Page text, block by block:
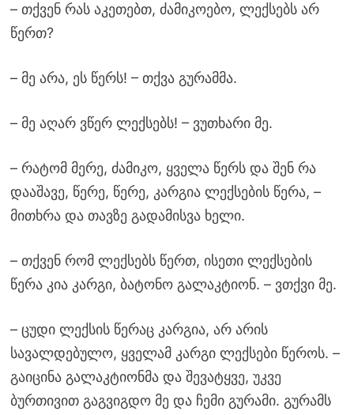
– თქვენ რას აკეთებთ, ძამიკოებო, ლექსებს არ
წერთ?
– მე არა, ეს წერს! – თქვა გურამმა.
– მე აღარ ვწერ ლექსებს! – ვუთხარი მე.
– რატომ მერე, ძამიკო, ყველა წერს და შენ რა
დააშავე, წერე, წერე, კარგია ლექსების წერა, –
მითხრა და თავზე გადამისვა ხელი.
– თქვენ რომ ლექსებს წერთ, ისეთი ლექსების
წერა კია კარგი, ბატონო გალაკტიონ. – ვთქვი მე.
– ცუდი ლექსის წერაც კარგია, არ არის
სავალდებულო, ყველამ კარგი ლექსები წეროს. –
გაიცინა გალაკტიონმა და შევატყვე, უკვე
ბურთივით გაგვიგდო მე და ჩემი გურამი. გურამს